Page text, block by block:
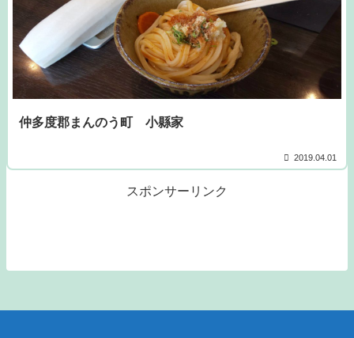
仲多度郡まんのう町 小縣家
2019.04.01
スポンサーリンク